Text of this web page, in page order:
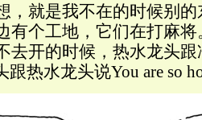
，就是我不在的时候别
有个工地，它们在打麻
去开的时候，热水龙头跟
跟热水龙头说You are so